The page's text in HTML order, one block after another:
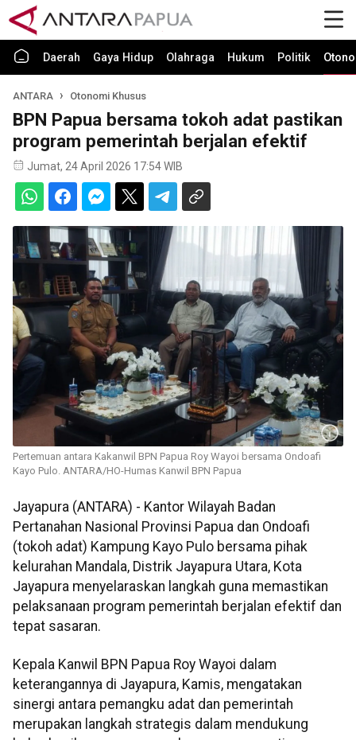
Daerah Gaya Hidup Olahraga Hukum Politik
ANTARA Otonomi Khusus
BPN Papua bersama tokoh adat pastikan
program pemerintah berjalan efektif
Jumat, 24 April 2026 17:54 WIB
Pertemuan antara Kakanwil BPN Papua Roy Wayoi bersama Ondoafi
Kayo Pulo. ANTARA/HO-Humas Kanwil BPN Papua
Jayapura (ANTARA) - Kantor Wilayah Badan
Pertanahan Nasional Provinsi Papua dan Ondoafi
(tokoh adat) Kampung Kayo Pulo bersama pihak
kelurahan Mandala, Distrik Jayapura Utara, Kota
Jayapura menyelaraskan langkah guna memastikan
pelaksanaan program pemerintah berjalan efektif dan
tepat sasaran.
Kepala Kanwil BPN Papua Roy Wayoi dalam
keterangannya di Jayapura, Kamis, mengatakan
sinergi antara pemangku adat dan pemerintah
merupakan langkah strategis dalam mendukung